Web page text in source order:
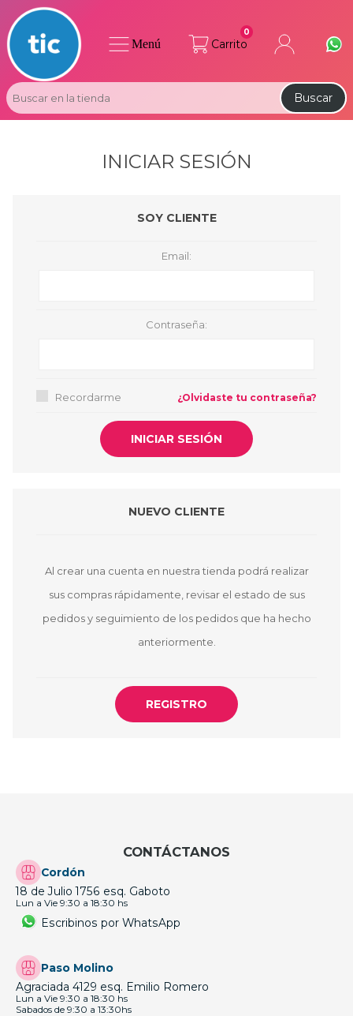
Carrito
0
Buscar
Menú
INICIAR SESIÓN
SOY CLIENTE
Email:
Contraseña:
Recordarme ¿Olvidaste tu contraseña?
NUEVO CLIENTE
Al crear una cuenta en nuestra tienda podrá realizar
sus compras rápidamente, revisar el estado de sus
pedidos y seguimiento de los pedidos que ha hecho
anteriormente.
CONTÁCTANOS
Cordón
18 de Julio 1756 esq. Gaboto
Lun a Vie 9:30 a 18:30 hs
Escribinos por WhatsApp
Paso Molino
Agraciada 4129 esq. Emilio Romero
Lun a Vie 9:30 a 18:30 hs
Sabados de 9:30 a 13:30hs